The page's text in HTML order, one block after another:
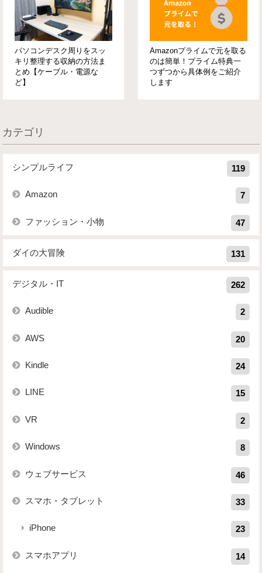
パソコンデスク周りをスッ
キリ整理する収納の方法ま
とめ【ケーブル・電源な
ど】
Amazonプライムで元を取る
のは簡単！プライム特典一
つずつから具体例をご紹介
します
カテゴリ
シンプルライフ 119
Amazon 7
ファッション・小物 47
ダイの大冒険 131
デジタル・IT 262
Audible 2
AWS 20
Kindle 24
LINE 15
VR 2
Windows 8
ウェブサービス 46
スマホ・タブレット 33
iPhone 23
スマホアプリ 14